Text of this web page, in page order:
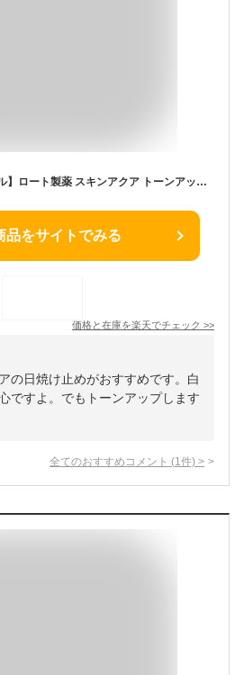
【令和・早い者勝ちセール】ロート製薬 スキンアクア トーンアップ UVエッセンス 日焼け止め 80g
品をサイトでみる
価格と在庫を楽天でチェック >>
の日焼け止めがおすすめです。白
ですよ。でもトーンアップします
全てのおすすめコメント (1 件) >